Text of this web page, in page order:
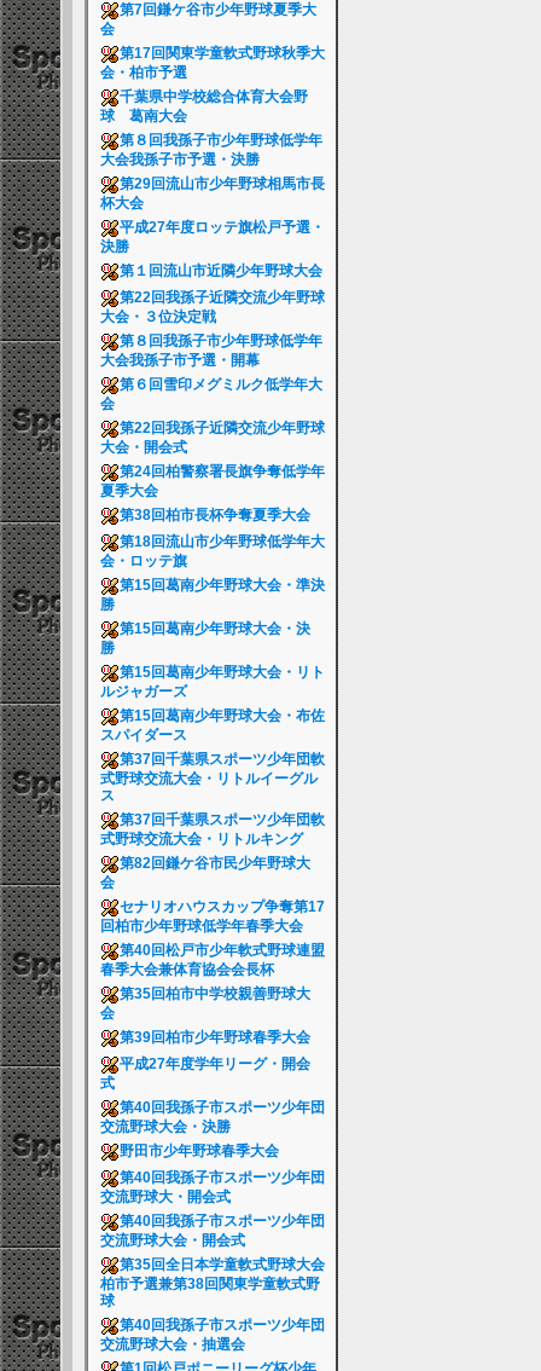
第7回鎌ケ谷市少年野球夏季大
会
第17回関東学童軟式野球秋季大
会・柏市予選
千葉県中学校総合体育大会野
球 葛南大会
第８回我孫子市少年野球低学年
大会我孫子市予選・決勝
第29回流山市少年野球相馬市長
杯大会
平成27年度ロッテ旗松戸予選・
決勝
第１回流山市近隣少年野球大会
第22回我孫子近隣交流少年野球
大会・３位決定戦
第８回我孫子市少年野球低学年
大会我孫子市予選・開幕
第６回雪印メグミルク低学年大
会
第22回我孫子近隣交流少年野球
大会・開会式
第24回柏警察署長旗争奪低学年
夏季大会
第38回柏市長杯争奪夏季大会
第18回流山市少年野球低学年大
会・ロッテ旗
第15回葛南少年野球大会・準決
勝
第15回葛南少年野球大会・決
勝
第15回葛南少年野球大会・リト
ルジャガーズ
第15回葛南少年野球大会・布佐
スパイダース
第37回千葉県スポーツ少年団軟
式野球交流大会・リトルイーグル
ス
第37回千葉県スポーツ少年団軟
式野球交流大会・リトルキング
第82回鎌ケ谷市民少年野球大
会
セナリオハウスカップ争奪第17
回柏市少年野球低学年春季大会
第40回松戸市少年軟式野球連盟
春季大会兼体育協会会長杯
第35回柏市中学校親善野球大
会
第39回柏市少年野球春季大会
平成27年度学年リーグ・開会
式
第40回我孫子市スポーツ少年団
交流野球大会・決勝
野田市少年野球春季大会
第40回我孫子市スポーツ少年団
交流野球大・開会式
第40回我孫子市スポーツ少年団
交流野球大会・開会式
第35回全日本学童軟式野球大会
柏市予選兼第38回関東学童軟式野
球
第40回我孫子市スポーツ少年団
交流野球大会・抽選会